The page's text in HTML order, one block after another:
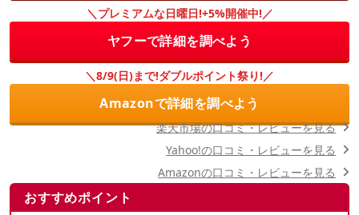
＼プレミアムな日曜日!+5%開催中!／
ヤフーで詳細を調べよう
＼8/9(日)まで!ダブルポイント祭り!／
Amazonで詳細を調べよう
おすすめポイント
楽天市場の口コミ・レビューを見る
Yahoo!の口コミ・レビューを見る
Amazonの口コミ・レビューを見る